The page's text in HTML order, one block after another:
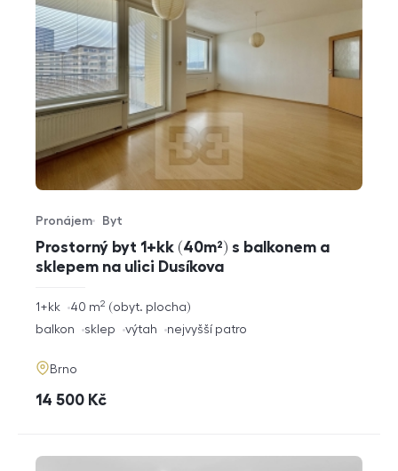
Prostorný byt 1+kk (40m²) s balkonem a
sklepem na ulici Dusíkova
Typ nabídky
Pronájem
Typ nemovitosti
Byt
rozměry
1+kk obyt. plocha
40 m2
funkce
balkon sklep výtah nejvyšší patro
adresa
Brno
cena
14 500 Kč